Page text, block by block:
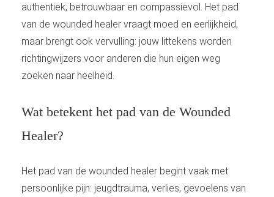
authentiek, betrouwbaar en compassievol. Het pad
van de wounded healer vraagt moed en eerlijkheid,
maar brengt ook vervulling: jouw littekens worden
richtingwijzers voor anderen die hun eigen weg
zoeken naar heelheid.
Wat betekent het pad van de Wounded
Healer?
Het pad van de wounded healer begint vaak met
persoonlijke pijn: jeugdtrauma, verlies, gevoelens van